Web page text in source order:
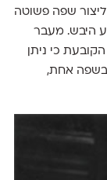
ליצור שפה פשוטה
היבש. מעבר
כי ניתן
בשפה אחת,